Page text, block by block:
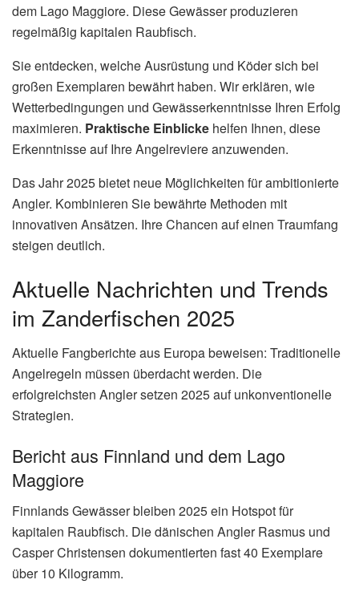
dem Lago Maggiore. Diese Gewässer produzieren
regelmäßig kapitalen Raubfisch.
Sie entdecken, welche Ausrüstung und Köder sich bei
großen Exemplaren bewährt haben. Wir erklären, wie
Wetterbedingungen und Gewässerkenntnisse Ihren Erfolg
maximieren. Praktische Einblicke helfen Ihnen, diese
Erkenntnisse auf Ihre Angelreviere anzuwenden.
Das Jahr 2025 bietet neue Möglichkeiten für ambitionierte
Angler. Kombinieren Sie bewährte Methoden mit
innovativen Ansätzen. Ihre Chancen auf einen Traumfang
steigen deutlich.
Aktuelle Nachrichten und Trends
im Zanderfischen 2025
Aktuelle Fangberichte aus Europa beweisen: Traditionelle
Angelregeln müssen überdacht werden. Die
erfolgreichsten Angler setzen 2025 auf unkonventionelle
Strategien.
Bericht aus Finnland und dem Lago
Maggiore
Finnlands Gewässer bleiben 2025 ein Hotspot für
kapitalen Raubfisch. Die dänischen Angler Rasmus und
Casper Christensen dokumentierten fast 40 Exemplare
über 10 Kilogramm.